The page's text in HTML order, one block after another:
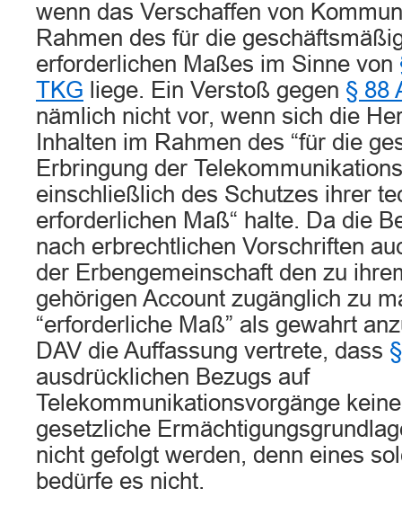
wenn das Verschaffen von
Rahmen des für die
erforderlichen Maßes im Sinne von
TKG liege. Ein Verstoß gegen § 88
nämlich nicht vor, wenn sich die
Inhalten im Rahmen des “für die
Erbringung der
einschließlich des Schutzes ihrer
erforderlichen Maß“ halte. Da die
nach erbrechtlichen Vorschriften
der Erbengemeinschaft den zu
gehörigen Account zugänglich zu
“erforderliche Maß” als gewahrt
DAV die Auffassung vertrete, dass
ausdrücklichen Bezugs auf
Telekommunikationsvorgänge
gesetzliche
nicht gefolgt werden, denn eines
bedürfe es nicht.